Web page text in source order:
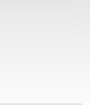
informácie iba
stránka
sídla.